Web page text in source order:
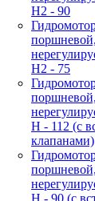
H2 - 90
поршневой,
H2 - 75
поршневой,
H - 112 (с
клапанами)
поршневой,
H - 90 (с